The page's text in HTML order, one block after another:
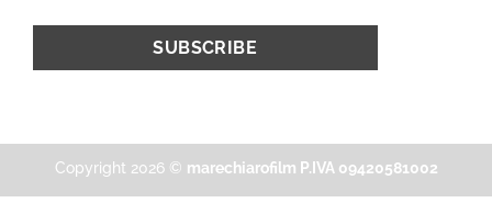
Copyright 2026 © marechiarofilm P.IVA 09420581002